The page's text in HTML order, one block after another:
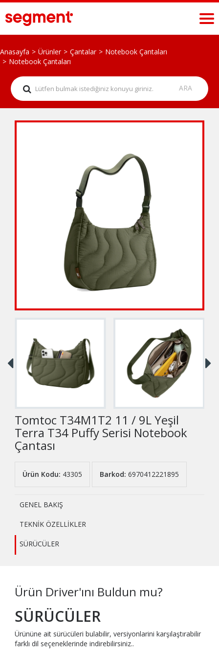
Anasayfa Ürünler Çantalar
Notebook Çantaları
Notebook Çantaları
Tomtoc T34M1T2 11 / 9L Yeşil
Terra T34 Puffy Serisi Notebook
Çantası
Ürün Kodu: 43305 Barkod: 6970412221895
GENEL BAKIŞ
TEKNİK ÖZELLİKLER
SÜRÜCÜLER
Ürün Driver'ını Buldun mu?
SÜRÜCÜLER
Ürününe ait sürücüleri bulabilir, versiyonlarini karşılaştırabilir
farklı dil seçeneklerinde indirebilirsiniz..